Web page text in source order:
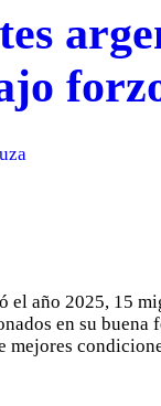
el año 2025, 15
en su buena
mejores